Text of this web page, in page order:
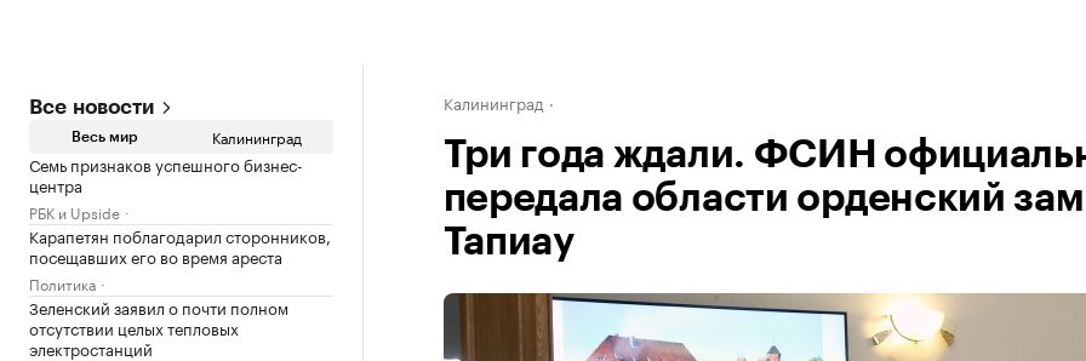
Все новости
Весь мир Калининград
Семь признаков успешного бизнес-
центра
РБК и Upside
Карапетян поблагодарил сторонников,
посещавших его во время ареста
Политика
Зеленский заявил о почти полном
отсутствии целых тепловых
электростанций
Калининград
Три года ждали. ФСИН
передала области орденский
Тапиау